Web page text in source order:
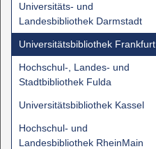
Universitäts- und
Landesbibliothek Darmstadt
Universitätsbibliothek Frankfurt
Hochschul-, Landes- und
Stadtbibliothek Fulda
Universitätsbibliothek Kassel
Hochschul- und
Landesbibliothek RheinMain